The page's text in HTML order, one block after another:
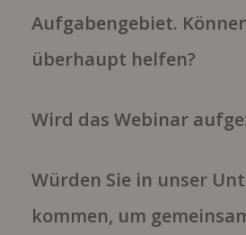
Aufgabengebiet.
überhaupt helfen?
Wird das Webinar
Würden Sie in unser
kommen, um